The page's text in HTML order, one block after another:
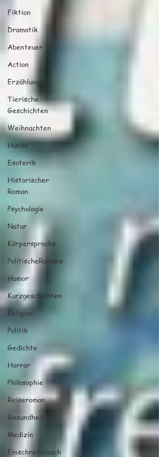
Fiktion
Dramatik
Abenteuer
Action
Erzählungen
Tierische
Geschichten
Weihnachten
Hunde
Esoterik
Historischer
Roman
Psychologie
Natur
Körpersprache
PolitischeRomane
Humor
Kurzgeschichten
Religion
Politik
Gedichte
Horror
Philosophie
Reiseroman
Gesundheit
Medizin
Einschreibebuch